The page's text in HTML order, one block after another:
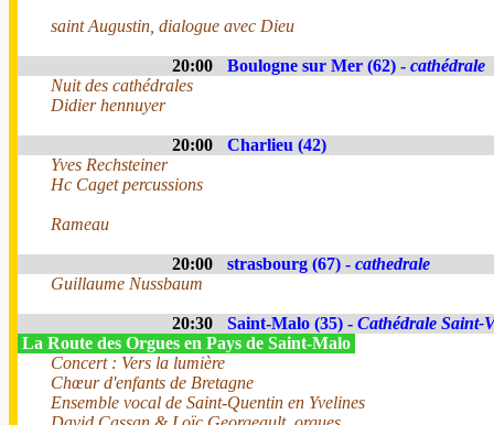
saint Augustin, dialogue avec Dieu
20:00 Boulogne sur Mer (62) - cathédrale
Nuit des cathédrales
Didier hennuyer
20:00
Charlieu (42)
Yves Rechsteiner
Hc Caget percussions
Rameau
20:00 strasbourg (67) - cathedrale
Guillaume Nussbaum
20:30 Saint-Malo (35) - Cathédrale Saint-
La Route des Orgues en Pays de Saint-Malo
Concert : Vers la lumière
Chœur d'enfants de Bretagne
Ensemble vocal de Saint-Quentin en Yvelines